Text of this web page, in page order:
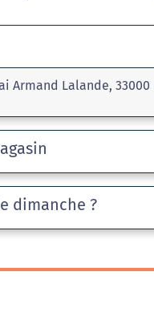
Armand Lalande,
dimanche ?